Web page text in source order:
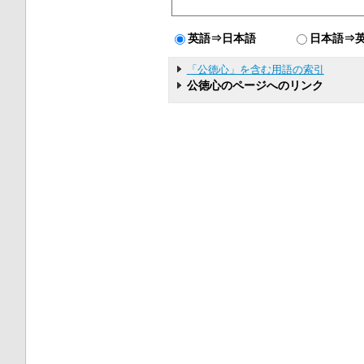
英語⇒日本語 日本語⇒
「公徳心」を含む用語の索引
公徳心のページへのリンク